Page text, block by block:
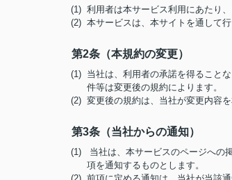
(1) 利用者は本サービス利用にあたり
(2) 本サービスは、本サイトを通して
第2条（本規約の変更）
(1) 当社は、利用者の承諾を得ること
件等は変更後の規約によります。
(2) 変更後の規約は、当社が変更内容
第3条（当社からの通知）
(1) 当社は、本サービスのページへの
項を通知するものとします。